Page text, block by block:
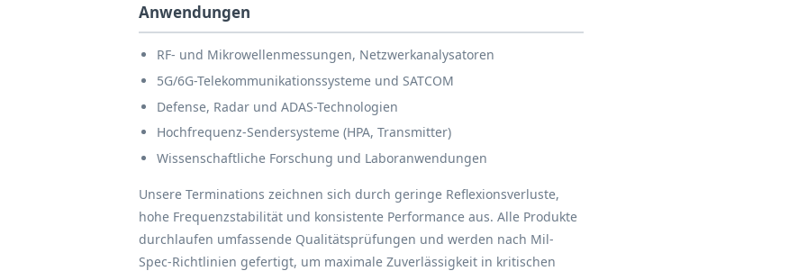
Anwendungen
RF- und Mikrowellenmessungen, Netzwerkanalysatoren
5G/6G-Telekommunikationssysteme und SATCOM
Defense, Radar und ADAS-Technologien
Hochfrequenz-Sendersysteme (HPA, Transmitter)
Wissenschaftliche Forschung und Laboranwendungen
Unsere Terminations zeichnen sich durch geringe Reflexionsverluste,
hohe Frequenzstabilität und konsistente Performance aus. Alle Produkte
durchlaufen umfassende Qualitätsprüfungen und werden nach Mil-
Spec-Richtlinien gefertigt, um maximale Zuverlässigkeit in kritischen